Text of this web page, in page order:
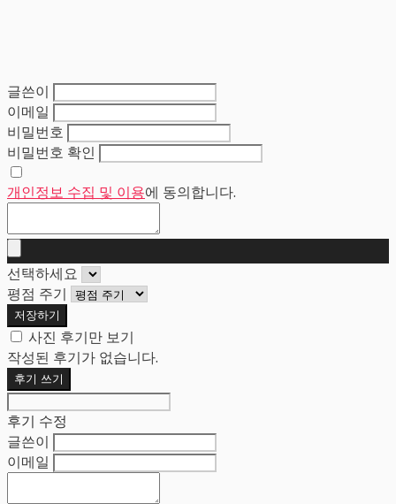
글쓴이
이메일
비밀번호
비밀번호 확인
개인정보 수집 및 이용에 동의합니다.
선택하세요
평점 주기
저장하기
사진 후기만 보기
작성된 후기가 없습니다.
후기 쓰기
후기 수정
글쓴이
이메일